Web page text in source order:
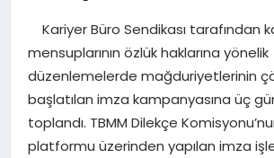
MAGAZIN
SAĞLIK
SIYASET
Kariyer Büro Sendikası tarafından
mensuplarının özlük haklarına yönelik
düzenlemelerde mağduriyetlerinin
başlatılan imza kampanyasına üç
toplandı. TBMM Dilekçe
platformu üzerinden yapılan imza